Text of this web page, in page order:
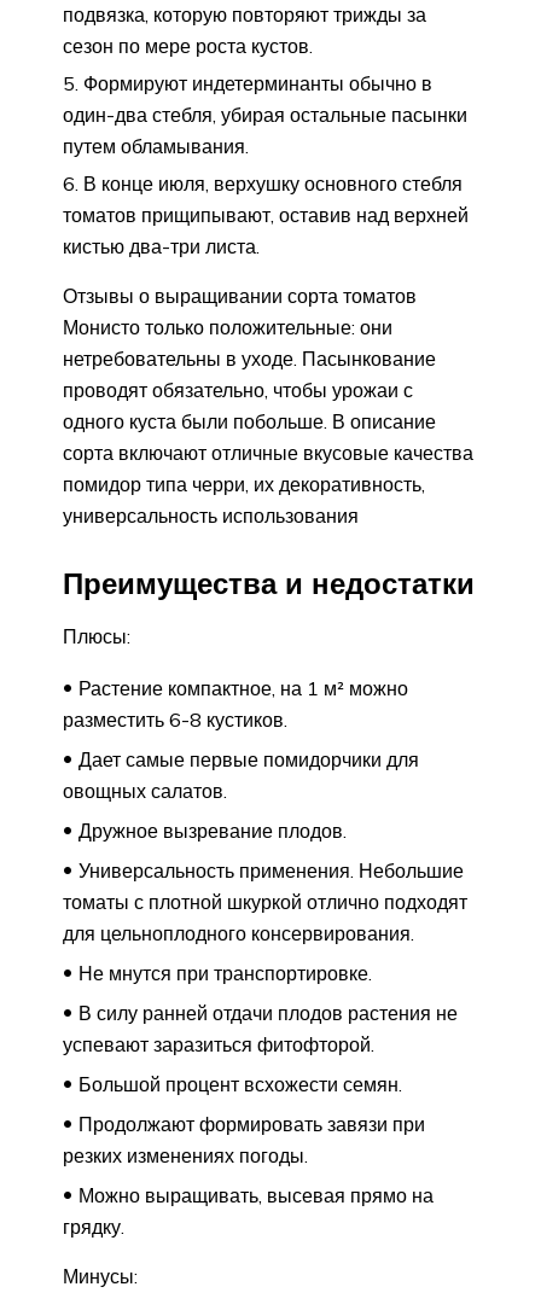
подвязка, которую повторяют трижды за
сезон по мере роста кустов.
Формируют индетерминанты обычно в
один-два стебля, убирая остальные пасынки
путем обламывания.
В конце июля, верхушку основного стебля
томатов прищипывают, оставив над верхней
кистью два-три листа.
Отзывы о выращивании сорта томатов
Монисто только положительные: они
нетребовательны в уходе. Пасынкование
проводят обязательно, чтобы урожаи с
одного куста были побольше. В описание
сорта включают отличные вкусовые качества
помидор типа черри, их декоративность,
универсальность использования
Преимущества и недостатки
Плюсы:
Растение компактное, на 1 м² можно
разместить 6-8 кустиков.
Дает самые первые помидорчики для
овощных салатов.
Дружное вызревание плодов.
Универсальность применения. Небольшие
томаты с плотной шкуркой отлично подходят
для цельноплодного консервирования.
Не мнутся при транспортировке.
В силу ранней отдачи плодов растения не
успевают заразиться фитофторой.
Большой процент всхожести семян.
Продолжают формировать завязи при
резких изменениях погоды.
Можно выращивать, высевая прямо на
грядку.
Минусы: